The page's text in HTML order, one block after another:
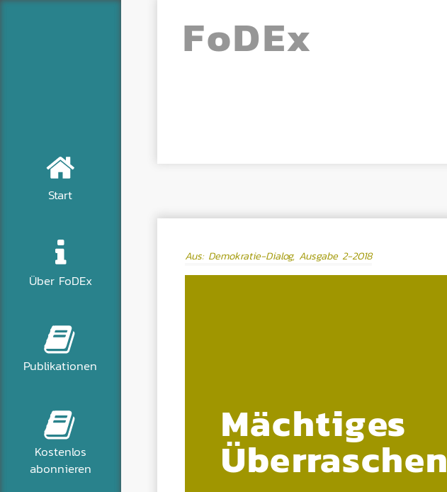
Start
Über FoDEx
Publikationen
Kostenlos
abonnieren
FoDEx
Aus: Demokratie-Dialog, Ausgabe 2-2018
Mächtiges
Überraschen